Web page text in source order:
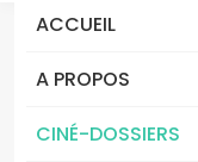
ACCUEIL
A PROPOS
CINÉ-DOSSIERS